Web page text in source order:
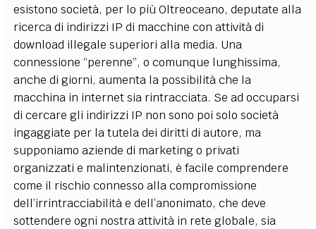
esistono società, per lo più Oltreoceano, deputate alla
ricerca di indirizzi IP di macchine con attività di
download illegale superiori alla media. Una
connessione “perenne”, o comunque lunghissima,
anche di giorni, aumenta la possibilità che la
macchina in internet sia rintracciata. Se ad occuparsi
di cercare gli indirizzi IP non sono poi solo società
ingaggiate per la tutela dei diritti di autore, ma
supponiamo aziende di marketing o privati
organizzati e malintenzionati, è facile comprendere
come il rischio connesso alla compromissione
dell’irrintracciabilità e dell’anonimato, che deve
sottendere ogni nostra attività in rete globale, sia